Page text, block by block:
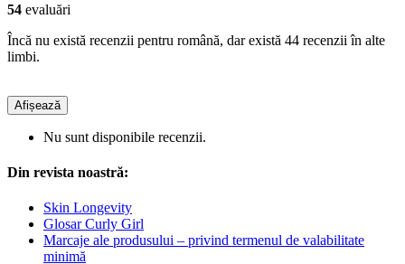
54 evaluări
Încă nu există recenzii pentru română, dar există 44 recenzii în alte
limbi.
Afișează
Nu sunt disponibile recenzii.
Din revista noastră:
Skin Longevity
Glosar Curly Girl
Marcaje ale produsului – privind termenul de valabilitate
minimă